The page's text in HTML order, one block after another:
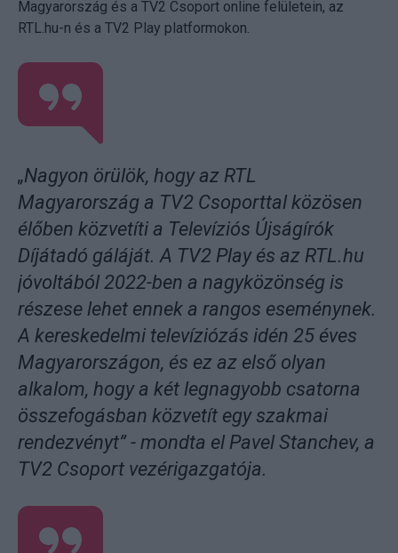
Magyarország és a TV2 Csoport online felületein, az
RTL.hu-n és a TV2 Play platformokon.
„Nagyon örülök, hogy az RTL
Magyarország a TV2 Csoporttal közösen
élőben közvetíti a Televíziós Újságírók
Díjátadó gáláját. A TV2 Play és az RTL.hu
jóvoltából 2022-ben a nagyközönség is
részese lehet ennek a rangos eseménynek.
A kereskedelmi televíziózás idén 25 éves
Magyarországon, és ez az első olyan
alkalom, hogy a két legnagyobb csatorna
összefogásban közvetít egy szakmai
rendezvényt” - mondta el Pavel Stanchev, a
TV2 Csoport vezérigazgatója.